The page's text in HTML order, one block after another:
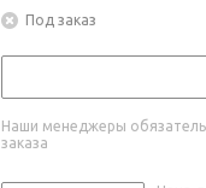
Под заказ
Наши менеджеры
заказа